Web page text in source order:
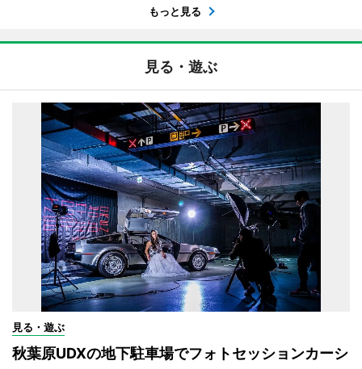
もっと見る
見る・遊ぶ
見る・遊ぶ
秋葉原UDXの地下駐車場でフォトセッションカーシ